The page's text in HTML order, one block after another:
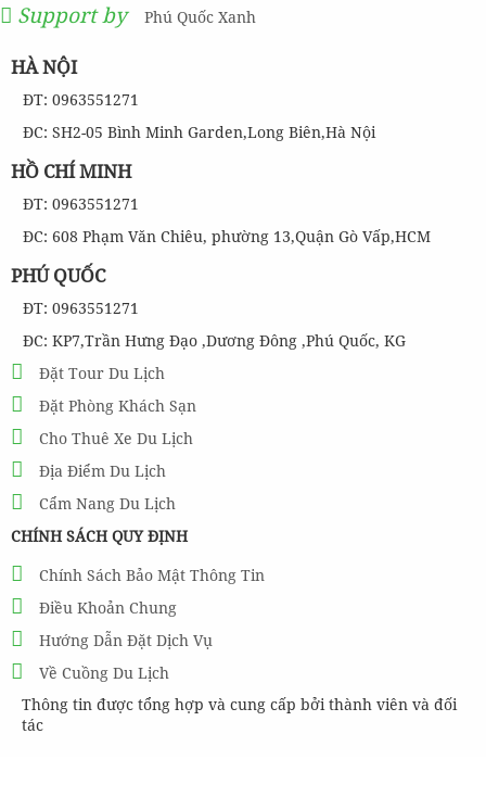
Support by Phú Quốc Xanh
HÀ NỘI
ĐT: 0963551271
ĐC: SH2-05 Bình Minh Garden,Long Biên,Hà Nội
HỒ CHÍ MINH
ĐT: 0963551271
ĐC: 608 Phạm Văn Chiêu, phường 13,Quận Gò Vấp,HCM
PHÚ QUỐC
ĐT: 0963551271
ĐC: KP7,Trần Hưng Đạo ,Dương Đông ,Phú Quốc, KG
Đặt Tour Du Lịch
Đặt Phòng Khách Sạn
Cho Thuê Xe Du Lịch
Địa Điểm Du Lịch
Cẩm Nang Du Lịch
CHÍNH SÁCH QUY ĐỊNH
Chính Sách Bảo Mật Thông Tin
Điều Khoản Chung
Hướng Dẫn Đặt Dịch Vụ
Về Cuồng Du Lịch
Thông tin được tổng hợp và cung cấp bởi thành viên và đối
tác